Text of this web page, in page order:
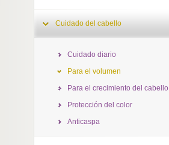
Cuidado del cabello
Cuidado diario
Para el volumen
Para el crecimiento del cabello
Protección del color
Anticaspa